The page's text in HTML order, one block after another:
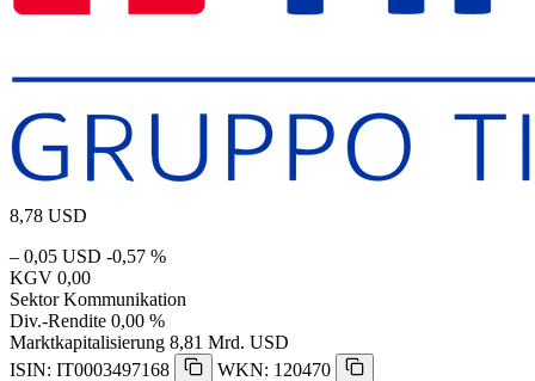
8,78 USD
– 0,05 USD -0,57 %
KGV 0,00
Sektor Kommunikation
Div.-Rendite 0,00 %
Marktkapitalisierung 8,81 Mrd. USD
ISIN: IT0003497168
WKN: 120470